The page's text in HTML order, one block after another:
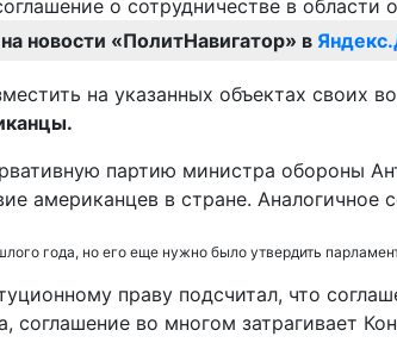
новости «ПолитНавигатор» в
на указанных объектах своих
партию министра обороны
американцев в стране.
года, но его еще нужно было утвердить
праву подсчитал, что
соглашение во многом затрагивает